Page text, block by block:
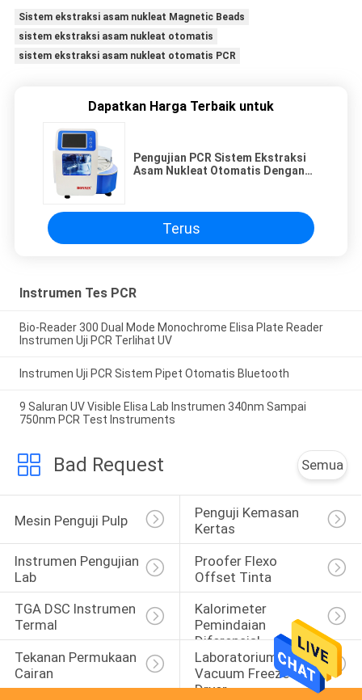
Sistem ekstraksi asam nukleat Magnetic Beads
sistem ekstraksi asam nukleat otomatis
sistem ekstraksi asam nukleat otomatis PCR
Dapatkan Harga Terbaik untuk
Pengujian PCR Sistem Ekstraksi
Asam Nukleat Otomatis Dengan
Terus
Instrumen Tes PCR
Bio-Reader 300 Dual Mode Monochrome Elisa Plate Reader
Instrumen Uji PCR Terlihat UV
Instrumen Uji PCR Sistem Pipet Otomatis Bluetooth
9 Saluran UV Visible Elisa Lab Instrumen 340nm Sampai
750nm PCR Test Instruments
Bad Request Semua
Mesin Penguji Pulp
Penguji Kemasan
Kertas
Instrumen Pengujian
Lab
Proofer Flexo
Offset Tinta
TGA DSC Instrumen
Termal
Kalorimeter
Pemindaian
Diferensial
Tekanan Permukaan
Cairan
Laboratorium
Vacuum Freeze
Dryer